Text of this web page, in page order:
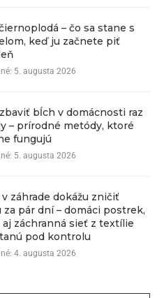
– čo sa stane s
keď ju začnete piť
5. augusta 2026
bĺch v domácnosti raz
– prírodné metódy, ktoré
fungujú
5. augusta 2026
záhrade dokážu zničiť
za pár dní – domáci postrek,
záchranná sieť z textílie
pod kontrolu
4. augusta 2026